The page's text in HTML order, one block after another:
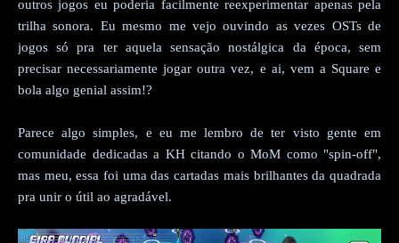
outros jogos eu poderia facilmente reexperimentar apenas pela
trilha sonora. Eu mesmo me vejo ouvindo as vezes OSTs de
jogos só pra ter aquela sensação nostálgica da época, sem
precisar necessariamente jogar outra vez, e ai, vem a Square e
bola algo genial assim!?
Parece algo simples, e eu me lembro de ter visto gente em
comunidade dedicadas a KH citando o MoM como "spin-off",
mas meu, essa foi uma das cartadas mais brilhantes da quadrada
pra unir o útil ao agradável.